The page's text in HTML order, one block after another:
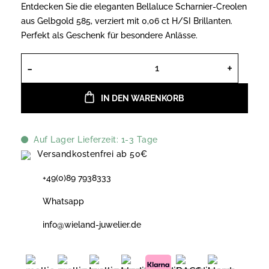
Entdecken Sie die eleganten Bellaluce Scharnier-Creolen
aus Gelbgold 585, verziert mit 0,06 ct H/SI Brillanten.
Perfekt als Geschenk für besondere Anlässe.
Bellaluce Creolen aus Gelbgold 585
IN DEN WARENKORB
Auf Lager Lieferzeit: 1-3 Tage
Versandkostenfrei ab 50€
+49(0)89 7938333
Whatsapp
info@wieland-juwelier.de